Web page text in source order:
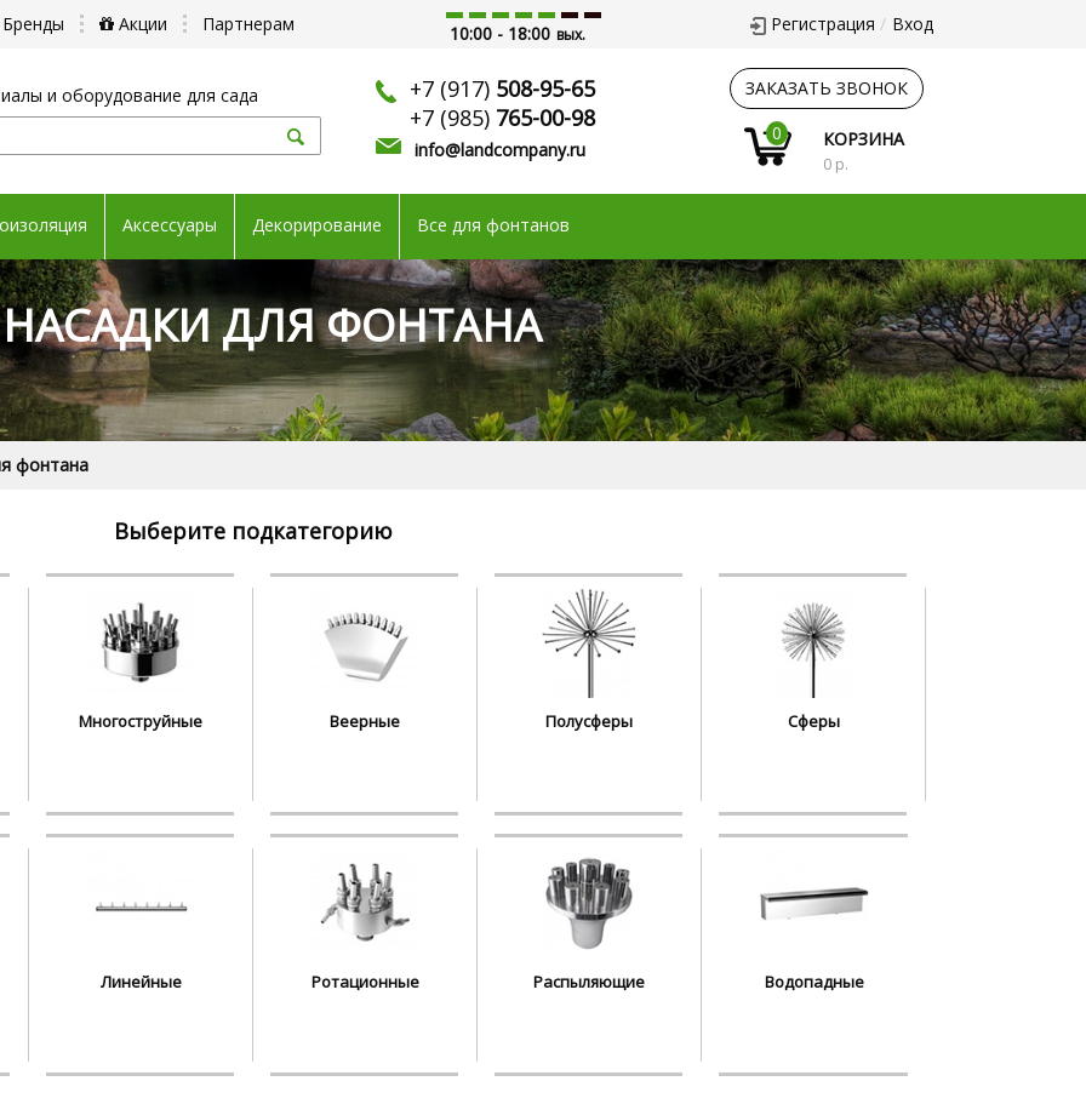
Бренды Акции Партнерам 10:00 - 18:00 вых. Регистрация Вход
и оборудование для сада +7 (917) 508-95-65
+7 (985) 765-00-98
info@landcompany.ru
ЗАКАЗАТЬ ЗВОНОК
0
КОРЗИНА
0 р.
Аксессуары Декорирование Все для фонтанов
НАСАДКИ ДЛЯ ФОНТАНА
фонтана
Выберите подкатегорию
Многоструйные Веерные Полусферы Сферы
Линейные Ротационные Распыляющие Водопадные